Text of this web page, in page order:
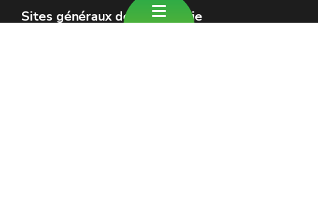
Sites généraux de la Wallonie